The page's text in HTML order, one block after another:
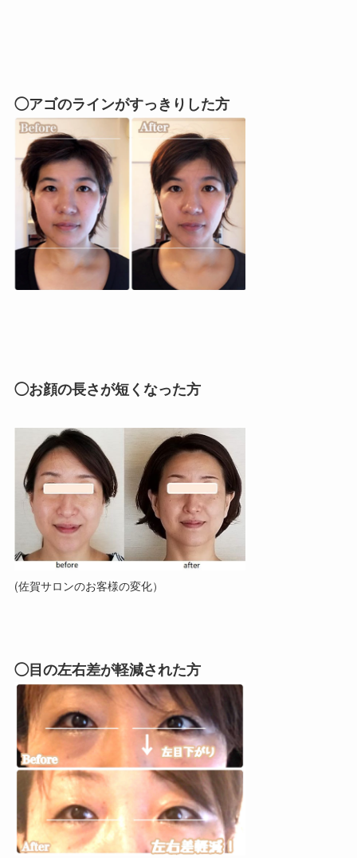
◯アゴのラインがすっきりした方
◯お顔の長さが短くなった方
(佐賀サロンのお客様の変化）
◯目の左右差が軽減された方